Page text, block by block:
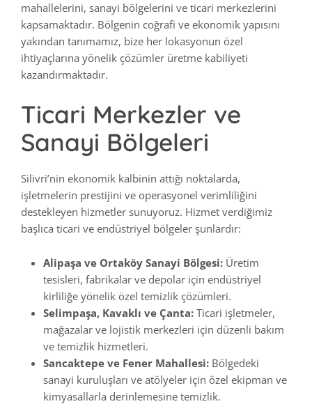
mahallelerini, sanayi bölgelerini ve ticari merkezlerini
kapsamaktadır. Bölgenin coğrafi ve ekonomik yapısını
yakından tanımamız, bize her lokasyonun özel
ihtiyaçlarına yönelik çözümler üretme kabiliyeti
kazandırmaktadır.
Ticari Merkezler ve
Sanayi Bölgeleri
Silivri’nin ekonomik kalbinin attığı noktalarda,
işletmelerin prestijini ve operasyonel verimliliğini
destekleyen hizmetler sunuyoruz. Hizmet verdiğimiz
başlıca ticari ve endüstriyel bölgeler şunlardır:
Alipaşa ve Ortaköy Sanayi Bölgesi: Üretim
tesisleri, fabrikalar ve depolar için endüstriyel
kirliliğe yönelik özel temizlik çözümleri.
Selimpaşa, Kavaklı ve Çanta: Ticari işletmeler,
mağazalar ve lojistik merkezleri için düzenli bakım
ve temizlik hizmetleri.
Sancaktepe ve Fener Mahallesi: Bölgedeki
sanayi kuruluşları ve atölyeler için özel ekipman ve
kimyasallarla derinlemesine temizlik.